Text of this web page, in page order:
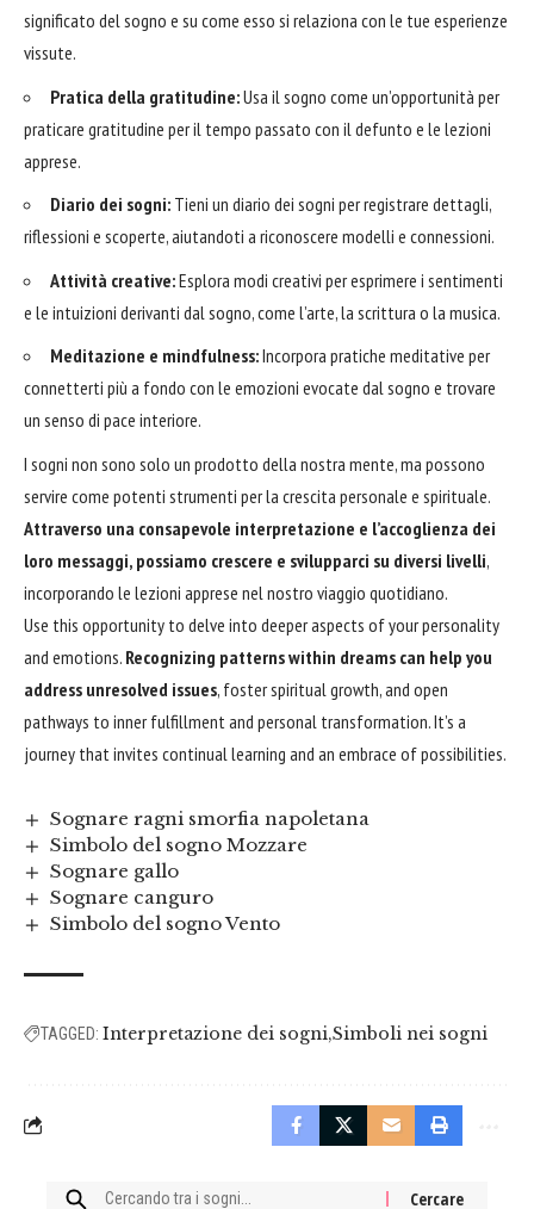
significato del sogno e su come esso si relaziona con le tue esperienze
vissute.
Pratica della gratitudine:Usa il sogno come un’opportunità per
praticare gratitudine per il tempo passato con il defunto e le lezioni
apprese.
Diario dei sogni: Tieni un diario dei sogni per registrare dettagli,
riflessioni e scoperte, aiutandoti a riconoscere modelli e connessioni.
Attività creative:Esplora modi creativi per esprimere i sentimenti
e le intuizioni derivanti dal sogno, come l’arte, la scrittura o la musica.
Meditazione e mindfulness:Incorpora pratiche meditative per
connetterti più a fondo con le emozioni evocate dal sogno e trovare
un senso di pace interiore.
I sogni non sono solo un prodotto della nostra mente, ma possono
servire come potenti strumenti per la crescita personale e spirituale.
Attraverso una consapevole interpretazione e l’accoglienza dei
loro messaggi, possiamo crescere e svilupparci su diversi livelli,
incorporando le lezioni apprese nel nostro viaggio quotidiano.
Use this opportunity to delve into deeper aspects of your personality
and emotions. Recognizing patterns within dreams can help you
address unresolved issues, foster spiritual growth, and open
pathways to inner fulfillment and personal transformation. It’s a
journey that invites continual learning and an embrace of possibilities.
Sognare ragni smorfia napoletana
Simbolo del sogno Mozzare
Sognare gallo
Sognare canguro
Simbolo del sogno Vento
TAGGED: Interpretazione dei sogni Simboli nei sogni
Cercare: